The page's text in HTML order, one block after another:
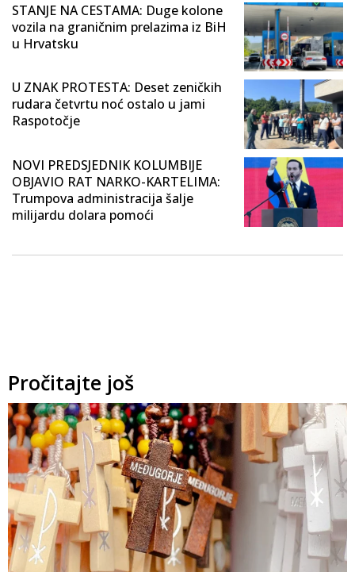
STANJE NA CESTAMA: Duge kolone
vozila na graničnim prelazima iz BiH
u Hrvatsku
U ZNAK PROTESTA: Deset zeničkih
rudara četvrtu noć ostalo u jami
Raspotočje
NOVI PREDSJEDNIK KOLUMBIJE
OBJAVIO RAT NARKO-KARTELIMA:
Trumpova administracija šalje
milijardu dolara pomoći
Pročitajte još